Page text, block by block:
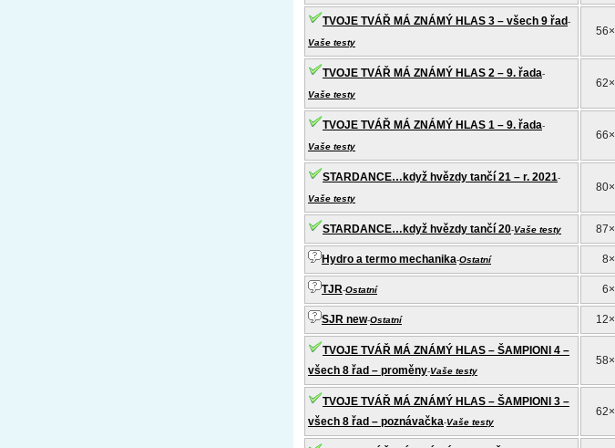
TVOJE TVÁŘ MÁ ZNÁMÝ HLAS 3 – všech 9 řad-
Vaše testy
56×
TVOJE TVÁŘ MÁ ZNÁMÝ HLAS 2 – 9. řada-
Vaše testy
62×
TVOJE TVÁŘ MÁ ZNÁMÝ HLAS 1 – 9. řada-
Vaše testy
66×
STARDANCE…když hvězdy tančí 21 – r. 2021-
Vaše testy
80×
STARDANCE…když hvězdy tančí 20-Vaše testy 87×
Hydro a termo mechanika-Ostatní 8×
TJR-Ostatní 6×
SJR new-Ostatní 12×
TVOJE TVÁŘ MÁ ZNÁMÝ HLAS – ŠAMPIONI 4 –
všech 8 řad – proměny-Vaše testy
58×
TVOJE TVÁŘ MÁ ZNÁMÝ HLAS – ŠAMPIONI 3 –
všech 8 řad – poznávačka-Vaše testy
62×